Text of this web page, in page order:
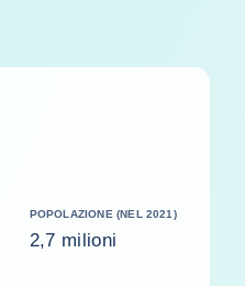
POPOLAZIONE (NEL 2021)
2,7 milioni